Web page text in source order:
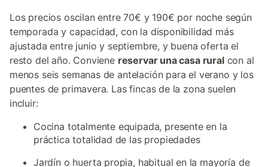
Los precios oscilan entre 70€ y 190€ por noche según
temporada y capacidad, con la disponibilidad más
ajustada entre junio y septiembre, y buena oferta el
resto del año. Conviene reservar una casa ruralcon al
menos seis semanas de antelación para el verano y los
puentes de primavera. Las fincas de la zona suelen
incluir:
Cocina totalmente equipada, presente en la
práctica totalidad de las propiedades
Jardín o huerta propia, habitual en la mayoría de